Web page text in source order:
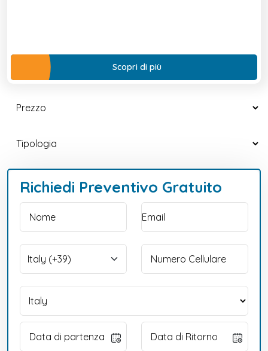
Scopri di più
Richiedi Preventivo Gratuito